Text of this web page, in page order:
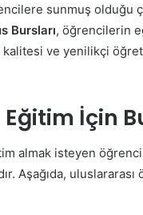
sunmuş olduğu
Bursları, öğrencilerin
kalitesi ve yenilikçi
Eğitim İçin
almak isteyen
Aşağıda,